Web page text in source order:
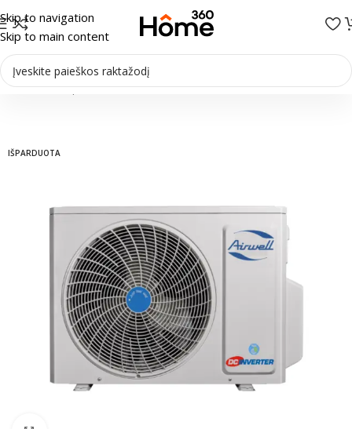
Skip to navigation
Skip to main content
Pradžia/Multi-Split sistemos/Išoriniai blokai
IŠPARDUOTA